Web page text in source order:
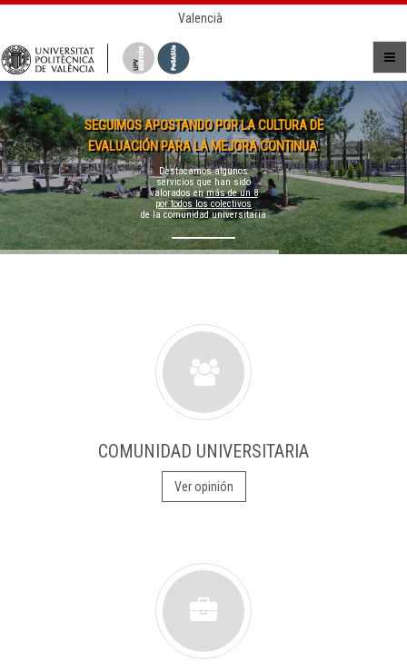
Valencià
SEGUIMOS APOSTANDO POR LA CULTURA DE
EVALUACIÓN PARA LA MEJORA CONTINUA.
Destacamos algunos
servicios que han sido
valorados enmás de un 8
por todos los colectivos
de la comunidad universitaria
COMUNIDAD UNIVERSITARIA
Ver opinión